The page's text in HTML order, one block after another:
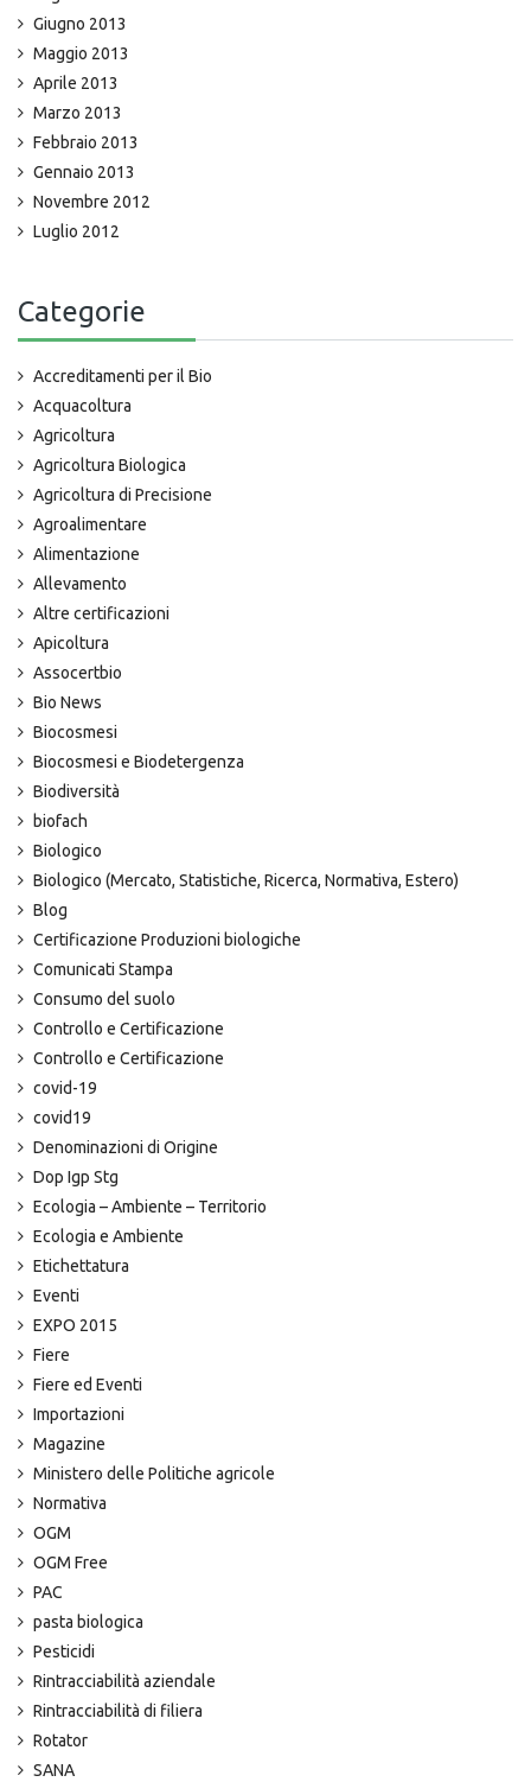
Giugno 2013
Maggio 2013
Aprile 2013
Marzo 2013
Febbraio 2013
Gennaio 2013
Novembre 2012
Luglio 2012
Categorie
Accreditamenti per il Bio
Acquacoltura
Agricoltura
Agricoltura Biologica
Agricoltura di Precisione
Agroalimentare
Alimentazione
Allevamento
Altre certificazioni
Apicoltura
Assocertbio
Bio News
Biocosmesi
Biocosmesi e Biodetergenza
Biodiversità
biofach
Biologico
Biologico (Mercato, Statistiche, Ricerca, Normativa, Estero)
Blog
Certificazione Produzioni biologiche
Comunicati Stampa
Consumo del suolo
Controllo e Certificazione
Controllo e Certificazione
covid-19
covid19
Denominazioni di Origine
Dop Igp Stg
Ecologia – Ambiente – Territorio
Ecologia e Ambiente
Etichettatura
Eventi
EXPO 2015
Fiere
Fiere ed Eventi
Importazioni
Magazine
Ministero delle Politiche agricole
Normativa
OGM
OGM Free
PAC
pasta biologica
Pesticidi
Rintracciabilità aziendale
Rintracciabilità di filiera
Rotator
SANA